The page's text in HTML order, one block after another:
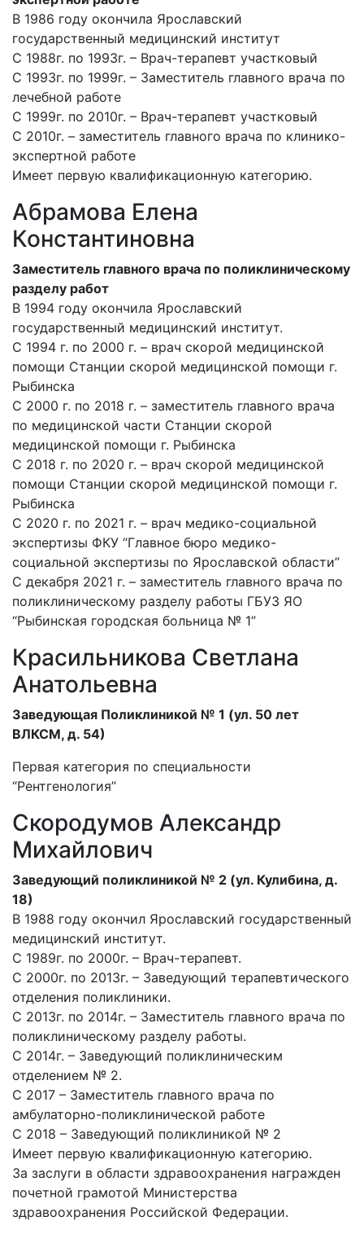
В 1986 году окончила Ярославский
государственный медицинский институт
С 1988г. по 1993г. – Врач-терапевт участковый
С 1993г. по 1999г. – Заместитель главного врача по
лечебной работе
С 1999г. по 2010г. – Врач-терапевт участковый
С 2010г. – заместитель главного врача по клинико-
экспертной работе
Имеет первую квалификационную категорию.
Абрамова Елена
Константиновна
Заместитель главного врача по поликлиническому
разделу работ
В 1994 году окончила Ярославский
государственный медицинский институт.
С 1994 г. по 2000 г. – врач скорой медицинской
помощи Станции скорой медицинской помощи г.
Рыбинска
С 2000 г. по 2018 г. – заместитель главного врача
по медицинской части Станции скорой
медицинской помощи г. Рыбинска
С 2018 г. по 2020 г. – врач скорой медицинской
помощи Станции скорой медицинской помощи г.
Рыбинска
С 2020 г. по 2021 г. – врач медико-социальной
экспертизы ФКУ “Главное бюро медико-
социальной экспертизы по Ярославской области”
С декабря 2021 г. – заместитель главного врача по
поликлиническому разделу работы ГБУЗ ЯО
“Рыбинская городская больница № 1”
Красильникова Светлана
Анатольевна
Заведующая Поликлиникой № 1 (ул. 50 лет
ВЛКСМ, д. 54)
Первая категория по специальности
“Рентгенология”
Скородумов Александр
Михайлович
Заведующий поликлиникой № 2 (ул. Кулибина, д.
18)
В 1988 году окончил Ярославский государственный
медицинский институт.
С 1989г. по 2000г. – Врач-терапевт.
С 2000г. по 2013г. – Заведующий терапевтического
отделения поликлиники.
С 2013г. по 2014г. – Заместитель главного врача по
поликлиническому разделу работы.
С 2014г. – Заведующий поликлиническим
отделением № 2.
С 2017 – Заместитель главного врача по
амбулаторно-поликлинической работе
С 2018 – Заведующий поликлиникой № 2
Имеет первую квалификационную категорию.
За заслуги в области здравоохранения награжден
почетной грамотой Министерства
здравоохранения Российской Федерации.